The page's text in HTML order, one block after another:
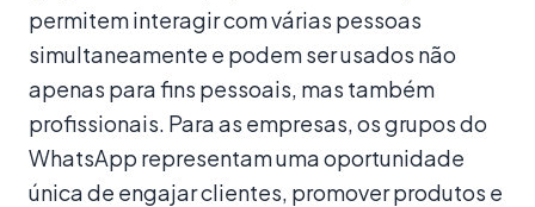
permitem interagir com várias pessoas
simultaneamente e podem ser usados não
apenas para fins pessoais, mas também
profissionais. Para as empresas, os grupos do
WhatsApp representam uma oportunidade
única de engajar clientes, promover produtos e